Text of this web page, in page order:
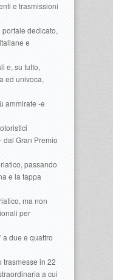
e trasmissioni
dedicato,
e
e, su tutto,
ed univoca,
ammirate -e
dal Gran Premio
passando
e la tappa
ma non
per
a due e quattro
trasmesse in 22
a cui